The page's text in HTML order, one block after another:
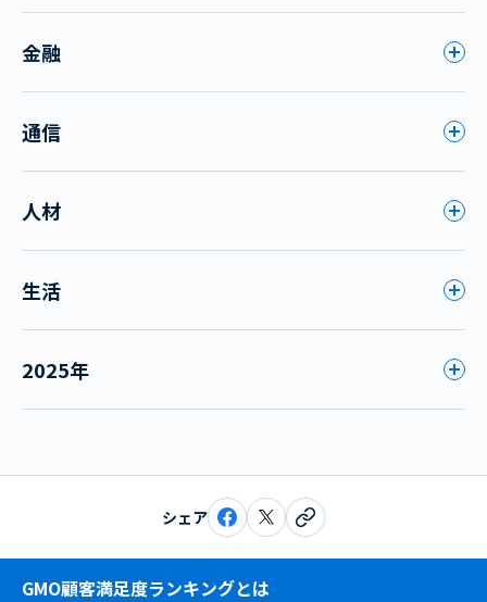
金融
通信
人材
生活
2025年
シェア
GMO顧客満足度ランキングとは